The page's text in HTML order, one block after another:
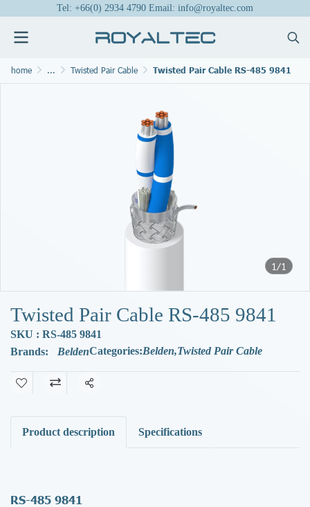
Tel: +66(0) 2934 4790 Email: info@royaltec.com
home ... Twisted Pair Cable Twisted Pair Cable RS-485 9841
1/1
Twisted Pair Cable RS-485 9841
SKU : RS-485 9841
Brands:
BeldenCategories:Belden,Twisted Pair Cable
Share
Product description Specifications
RS-485 9841